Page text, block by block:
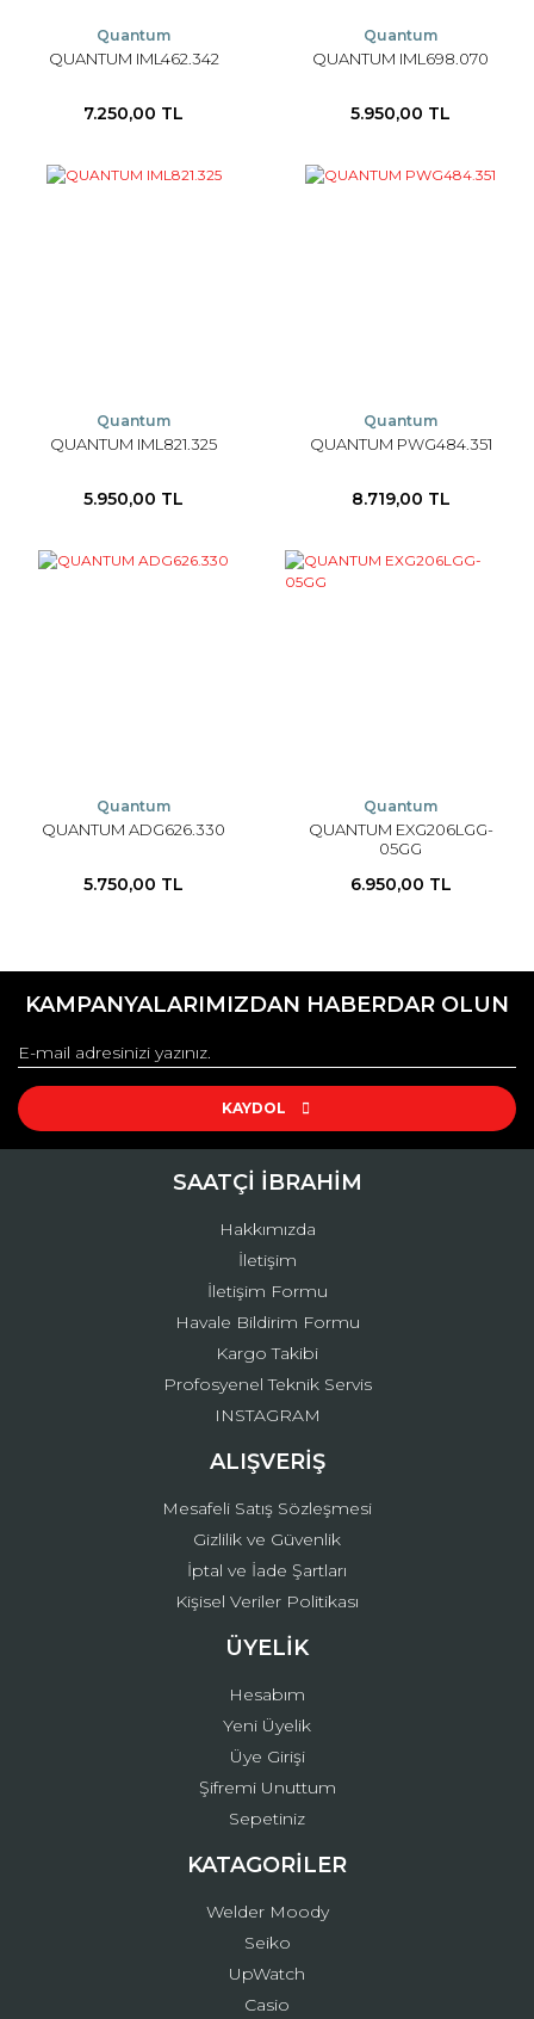
Quantum
QUANTUM IML462.342
7.250,00 TL
Quantum
QUANTUM IML698.070
5.950,00 TL
Quantum
QUANTUM IML821.325
5.950,00 TL
Quantum
QUANTUM PWG484.351
8.719,00 TL
Quantum
QUANTUM ADG626.330
5.750,00 TL
Quantum
QUANTUM EXG206LGG-
05GG
6.950,00 TL
KAMPANYALARIMIZDAN HABERDAR OLUN
KAYDOL
SAATÇİ İBRAHİM
Hakkımızda
İletişim
İletişim Formu
Havale Bildirim Formu
Kargo Takibi
Profosyenel Teknik Servis
INSTAGRAM
ALIŞVERİŞ
Mesafeli Satış Sözleşmesi
Gizlilik ve Güvenlik
İptal ve İade Şartları
Kişisel Veriler Politikası
ÜYELİK
Hesabım
Yeni Üyelik
Üye Girişi
Şifremi Unuttum
Sepetiniz
KATAGORİLER
Welder Moody
Seiko
UpWatch
Casio